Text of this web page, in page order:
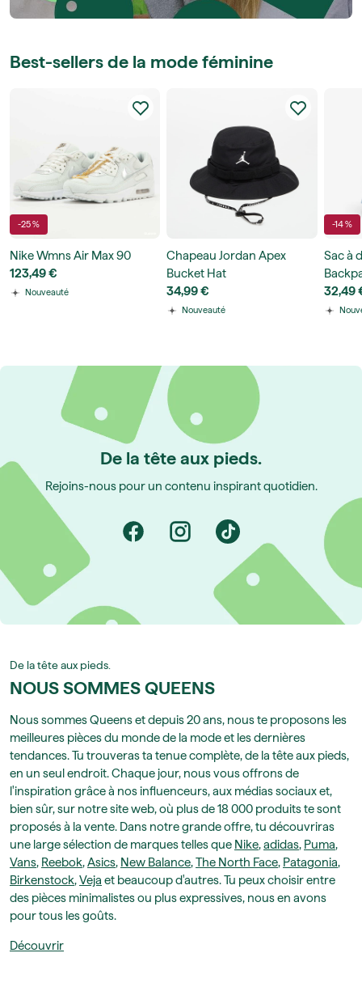
Best-sellers de la mode féminine
-25 %
Nike Wmns Air Max 90
123,49 €
Nouveauté
Chapeau Jordan Apex
Bucket Hat
34,99 €
Nouveauté
-14 %
Sac à
32,49
De la tête aux pieds.
Rejoins-nous pour un contenu inspirant quotidien.
De la tête aux pieds.
NOUS SOMMES QUEENS
Nous sommes Queens et depuis 20 ans, nous te proposons les
meilleures pièces du monde de la mode et les dernières
tendances. Tu trouveras ta tenue complète, de la tête aux pieds,
en un seul endroit. Chaque jour, nous vous offrons de
l'inspiration grâce à nos influenceurs, aux médias sociaux et,
bien sûr, sur notre site web, où plus de 18 000 produits te sont
proposés à la vente. Dans notre grande offre, tu découvriras
une large sélection de marques telles que Nike,adidas, Puma,
Vans, Reebok,Asics, New Balance,The North Face, Patagonia,
Birkenstock,Veja et beaucoup d'autres. Tu peux choisir entre
des pièces minimalistes ou plus expressives, nous en avons
pour tous les goûts.
Découvrir